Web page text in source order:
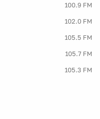
100.9 FM
102.0 FM
105.5 FM
105.7 FM
105.3 FM